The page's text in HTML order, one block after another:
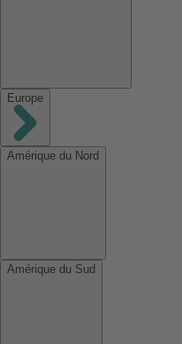
Europe
Amérique du Nord
Amérique du Sud